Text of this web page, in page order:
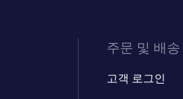
주문 및 배송
고객 로그인